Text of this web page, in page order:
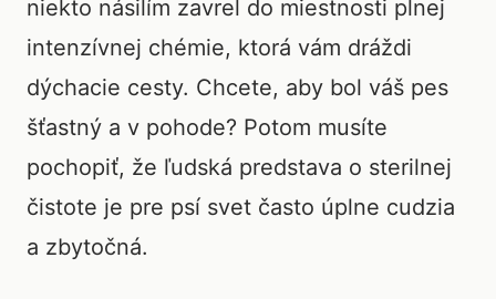
niekto násilím zavrel do miestnosti plnej
intenzívnej chémie, ktorá vám dráždi
dýchacie cesty. Chcete, aby bol váš pes
šťastný a v pohode? Potom musíte
pochopiť, že ľudská predstava o sterilnej
čistote je pre psí svet často úplne cudzia
a zbytočná.